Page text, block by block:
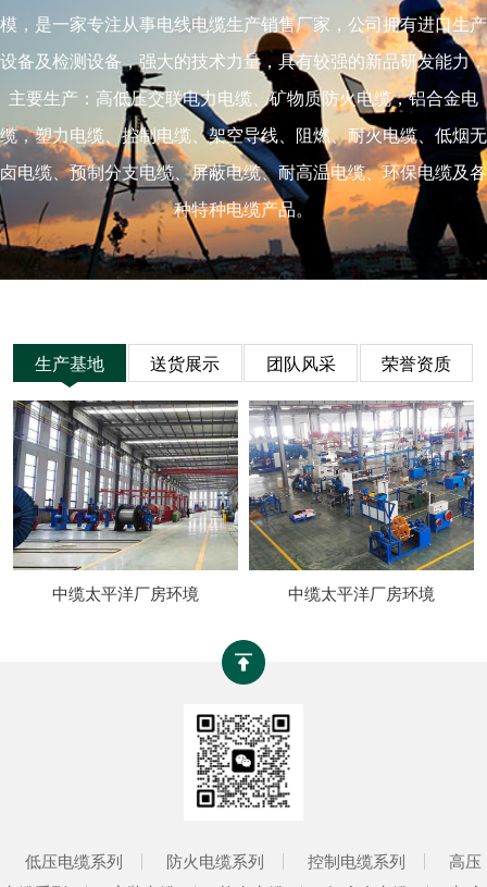
模，是一家专注从事电线电缆生产销售厂家，公司拥有进口生产
设备及检测设备，强大的技术力量，具有较强的新品研发能力，
主要生产：高低压交联电力电缆、矿物质防火电缆，铝合金电
缆，塑力电缆、控制电缆、架空导线、阻燃、耐火电缆、低烟无
卤电缆、预制分支电缆、屏蔽电缆、耐高温电缆、环保电缆及各
种特种电缆产品。
生产基地 送货展示 团队风采 荣誉资质
中缆太平洋厂房环境 中缆太平洋厂房环境
低压电缆系列 防火电缆系列 控制电缆系列
高压